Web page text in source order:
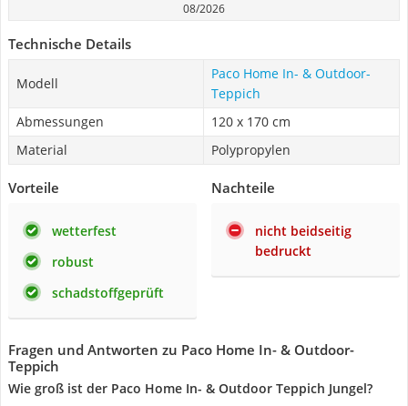
08/2026
Technische Details
Modell
Paco Home In- & Outdoor-
Teppich
Abmessungen
120 x 170 cm
Material
Polypropylen
Vorteile
wetterfest
robust
schadstoffgeprüft
Nachteile
nicht beidseitig
bedruckt
Fragen und Antworten zu Paco Home In- & Outdoor-
Teppich
Wie groß ist der Paco Home In- & Outdoor Teppich Jungel?